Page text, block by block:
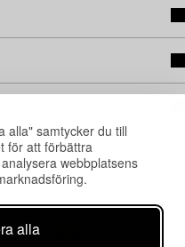
alla" samtycker du till
för att förbättra
webbplatsens
alla
tittat på